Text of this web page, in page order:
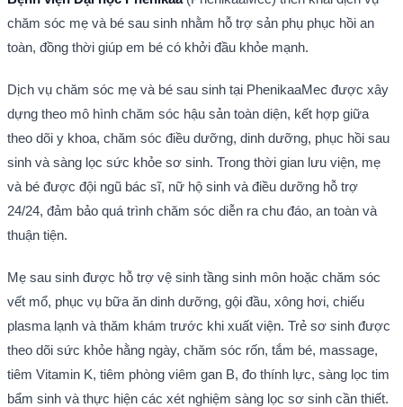
chăm sóc mẹ và bé sau sinh nhằm hỗ trợ sản phụ phục hồi an
toàn, đồng thời giúp em bé có khởi đầu khỏe mạnh.
Dịch vụ chăm sóc mẹ và bé sau sinh tại PhenikaaMec được xây
dựng theo mô hình chăm sóc hậu sản toàn diện, kết hợp giữa
theo dõi y khoa, chăm sóc điều dưỡng, dinh dưỡng, phục hồi sau
sinh và sàng lọc sức khỏe sơ sinh. Trong thời gian lưu viện, mẹ
và bé được đội ngũ bác sĩ, nữ hộ sinh và điều dưỡng hỗ trợ
24/24, đảm bảo quá trình chăm sóc diễn ra chu đáo, an toàn và
thuận tiện.
Mẹ sau sinh được hỗ trợ vệ sinh tầng sinh môn hoặc chăm sóc
vết mổ, phục vụ bữa ăn dinh dưỡng, gội đầu, xông hơi, chiếu
plasma lạnh và thăm khám trước khi xuất viện. Trẻ sơ sinh được
theo dõi sức khỏe hằng ngày, chăm sóc rốn, tắm bé, massage,
tiêm Vitamin K, tiêm phòng viêm gan B, đo thính lực, sàng lọc tim
bẩm sinh và thực hiện các xét nghiệm sàng lọc sơ sinh cần thiết.